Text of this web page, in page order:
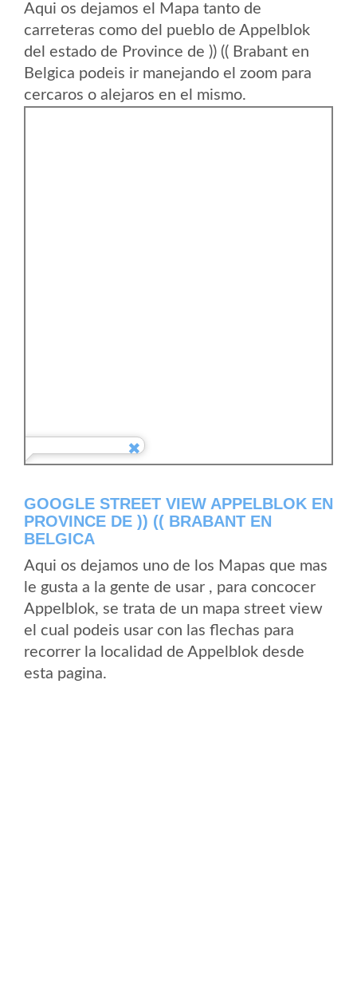
Aqui os dejamos el Mapa tanto de
carreteras como del pueblo de Appelblok
del estado de Province de )) (( Brabant en
Belgica podeis ir manejando el zoom para
cercaros o alejaros en el mismo.
GOOGLE STREET VIEW APPELBLOK EN
PROVINCE DE )) (( BRABANT EN
BELGICA
Aqui os dejamos uno de los Mapas que mas
le gusta a la gente de usar , para concocer
Appelblok, se trata de un mapa street view
el cual podeis usar con las flechas para
recorrer la localidad de Appelblok desde
esta pagina.